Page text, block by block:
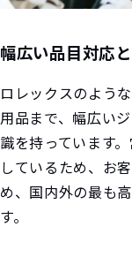
幅広い品目対応
ロレックスのよう
用品まで、幅広い
識を持っています
しているため、お
め、国内外の最も
す。